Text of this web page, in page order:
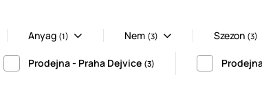
Anyag (1) Nem (3) Szezon (3)
Prodejna - Praha Dejvice (3)